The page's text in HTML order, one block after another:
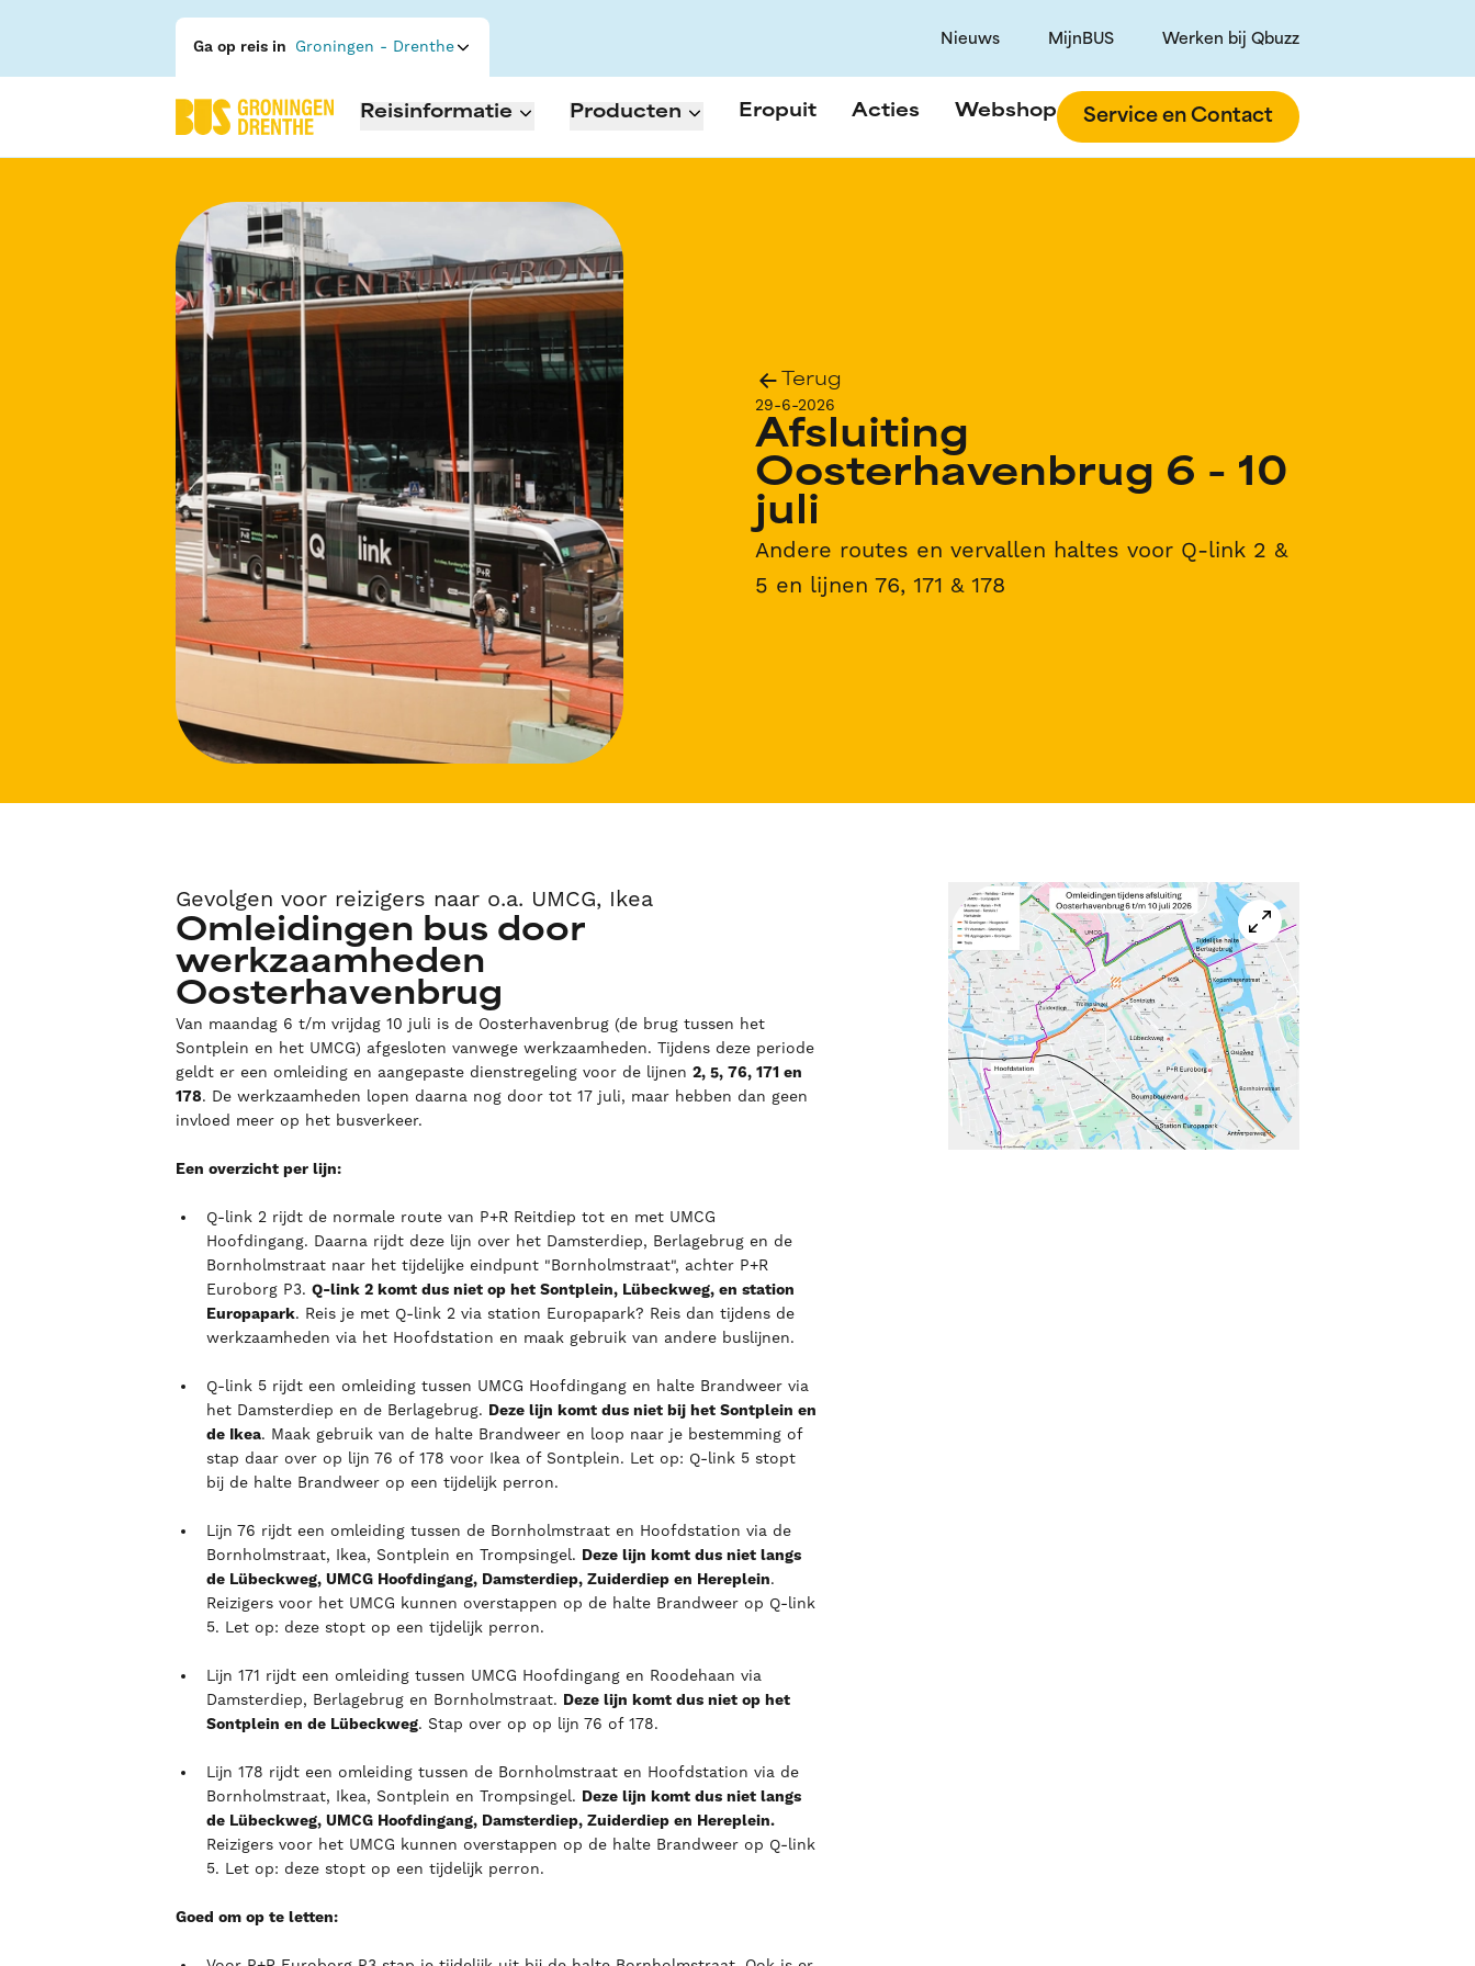
Ga op reis in Groningen - Drenthe Nieuws MijnBUS Werken bij Qbuzz
Reisinformatie Producten Eropuit Acties Webshop Service en Contact
Terug
29-6-2026
Afsluiting
Oosterhavenbrug 6 - 10
juli
Andere routes en vervallen haltes voor Q-link 2 &
5 en lijnen 76, 171 & 178
Gevolgen voor reizigers naar o.a. UMCG, Ikea
Omleidingen bus door
werkzaamheden
Oosterhavenbrug
Van maandag 6 t/m vrijdag 10 juli is de Oosterhavenbrug (de brug tussen het
Sontplein en het UMCG) afgesloten vanwege werkzaamheden. Tijdens deze periode
geldt er een omleiding en aangepaste dienstregeling voor de lijnen 2, 5, 76, 171 en
178. De werkzaamheden lopen daarna nog door tot 17 juli, maar hebben dan geen
invloed meer op het busverkeer.
Een overzicht per lijn:
Q-link 2 rijdt de normale route van P+R Reitdiep tot en met UMCG
Hoofdingang. Daarna rijdt deze lijn over het Damsterdiep, Berlagebrug en de
Bornholmstraat naar het tijdelijke eindpunt "Bornholmstraat", achter P+R
Euroborg P3. Q-link 2 komt dus niet op het Sontplein, Lübeckweg, en station
Europapark. Reis je met Q-link 2 via station Europapark? Reis dan tijdens de
werkzaamheden via het Hoofdstation en maak gebruik van andere buslijnen.
Q-link 5 rijdt een omleiding tussen UMCG Hoofdingang en halte Brandweer via
het Damsterdiep en de Berlagebrug. Deze lijn komt dus niet bij het Sontplein en
de Ikea. Maak gebruik van de halte Brandweer en loop naar je bestemming of
stap daar over op lijn 76 of 178 voor Ikea of Sontplein. Let op: Q-link 5 stopt
bij de halte Brandweer op een tijdelijk perron.
Lijn 76 rijdt een omleiding tussen de Bornholmstraat en Hoofdstation via de
Bornholmstraat, Ikea, Sontplein en Trompsingel. Deze lijn komt dus niet langs
de Lübeckweg, UMCG Hoofdingang, Damsterdiep, Zuiderdiep en Hereplein.
Reizigers voor het UMCG kunnen overstappen op de halte Brandweer op Q-link
5. Let op: deze stopt op een tijdelijk perron.
Lijn 171 rijdt een omleiding tussen UMCG Hoofdingang en Roodehaan via
Damsterdiep, Berlagebrug en Bornholmstraat. Deze lijn komt dus niet op het
Sontplein en de Lübeckweg. Stap over op op lijn 76 of 178.
Lijn 178 rijdt een omleiding tussen de Bornholmstraat en Hoofdstation via de
Bornholmstraat, Ikea, Sontplein en Trompsingel. Deze lijn komt dus niet langs
de Lübeckweg, UMCG Hoofdingang, Damsterdiep, Zuiderdiep en Hereplein.
Reizigers voor het UMCG kunnen overstappen op de halte Brandweer op Q-link
5. Let op: deze stopt op een tijdelijk perron.
Goed om op te letten: